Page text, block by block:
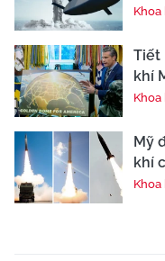
Tiết
khí
Mỹ
khí